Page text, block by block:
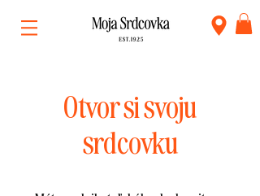
Otvor si svoju
srdcovku